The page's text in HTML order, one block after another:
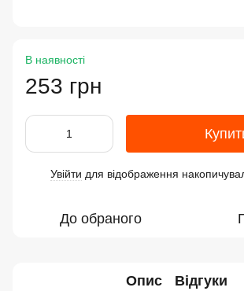
В наявності
253 грн
Увійти для відображення
До обраного
Опис Відгуки